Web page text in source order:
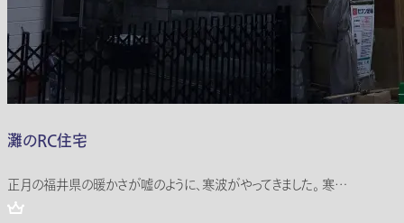
灘のRC住宅
正月の福井県の暖かさが嘘のように、寒波がやってきました。 寒…